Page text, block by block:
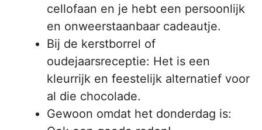
cellofaan en je hebt een persoonlijk
en onweerstaanbaar cadeautje.
Bij de kerstborrel of
oudejaarsreceptie: Het is een
kleurrijk en feestelijk alternatief voor
al die chocolade.
Gewoon omdat het donderdag is: